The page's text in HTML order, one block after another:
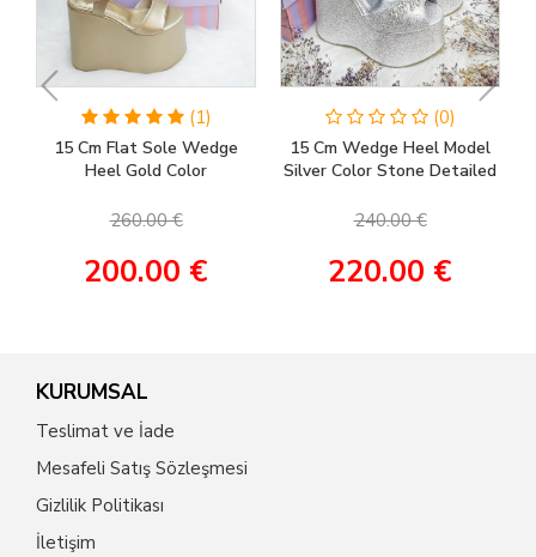
(1)
15 Cm Flat Sole Wedge
Heel Gold Color
Shoes, Wedding Shoes
260.00 €
200.00 €
(0)
15 Cm Wedge Heel Model
Silver Color Stone Detailed
Engagement Shoes
240.00 €
220.00 €
KURUMSAL
Teslimat ve İade
Mesafeli Satış Sözleşmesi
Gizlilik Politikası
İletişim